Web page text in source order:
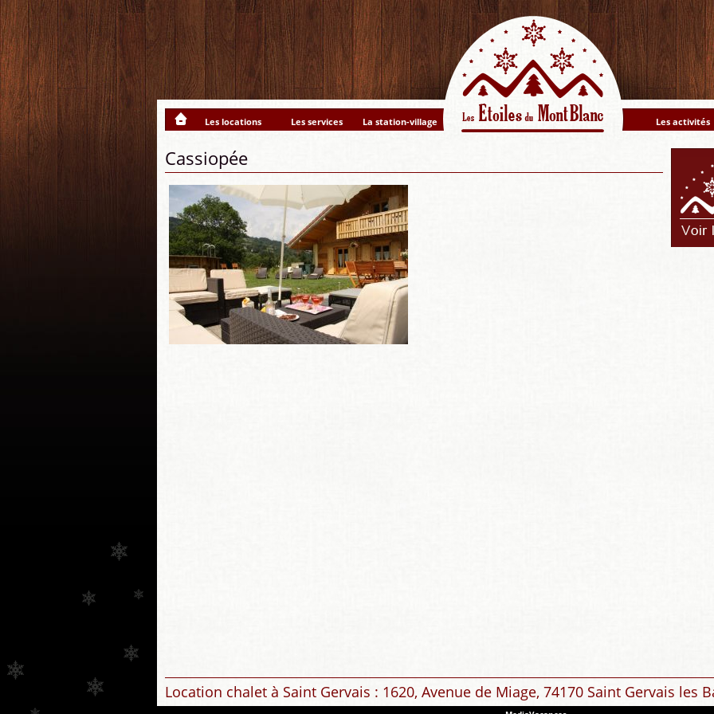
Les locations Les services La station-village Les activités
Cassiopée
Location chalet à Saint Gervais : 1620, Avenue de Miage, 74170 Saint Gervais les